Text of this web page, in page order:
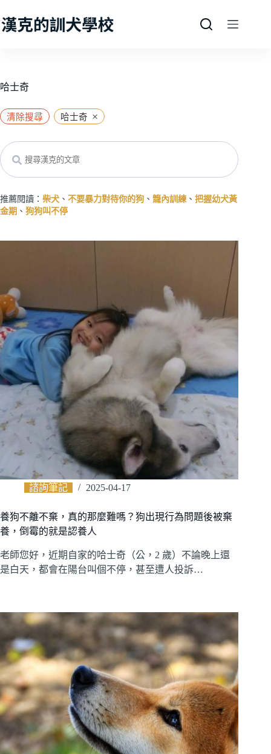
至
容
哈士奇
清除搜尋 哈士奇 ×
Search
推薦閱讀： 柴犬 、 不要暴力對待你的狗 、 籠內訓練 、 把握幼犬黃
金期 、 狗狗叫不停
諮詢筆記 2025-04-17
養狗不離不棄，真的那麼難嗎？狗出現行為問題後被棄
養，倒霉的就是認養人
老師您好，近期自家的哈士奇（公，2 歲）不論晚上還
是白天，都會在陽台叫個不停，甚至遭人投訴…